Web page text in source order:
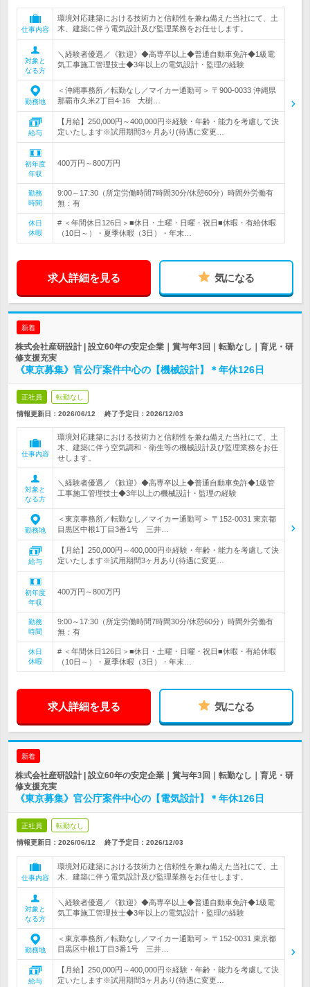
仕事内容
環境対応建築における技術力と信頼性を兼ね備えた当社にて、土
木、建築に伴う電気設計及び監理業務をお任せします。
対象と
なる方
＼経験者優遇／《歓迎》◆高専卒以上◆普通自動車免許◆1級電
気工事施工管理技士◆3年以上の電気設計・監理の経験
勤務地
＜沖縄事務所／転勤なし／マイカー通勤可＞ 〒900-0033 沖縄県
那覇市久米2丁目4-16 大樹…
給与
【月給】250,000円～400,000円※経験・年齢・能力を考慮して決
定いたします※試用期間3ヶ月あり(待遇に変更…
初年度
年収
400万円～800万円
勤務
時間
9:00～17:30（所定労働時間7時間30分/休憩60分）時間外労働有
無：有
休日
休暇
# ＜年間休日126日＞■休日・土曜・日曜・祝日■休暇・有給休暇
（10日～）・夏季休暇（3日）・年末…
求人詳細を見る 気になる
新着
株式会社産研設計 | 設立60年の安定企業｜賞与年3回｜転勤なし｜育児・研
修支援充実
《東京募集》官公庁案件中心の【機械設計】＊年休126日
正社員 転勤なし
情報更新日：2026/06/12 終了予定日： 2026/12/03
仕事内容
環境対応建築における技術力と信頼性を兼ね備えた当社にて、土
木、建築に伴う空気調和・衛生等の機械設計及び監理業務をお任
せします。
対象と
なる方
＼経験者優遇／《歓迎》◆高専卒以上◆普通自動車免許◆1級管
工事施工管理技士◆3年以上の機械設計・監理の経験
勤務地
＜東京事務所／転勤なし／マイカー通勤可＞ 〒152-0031 東京都
目黒区中根1丁目3番1号 三井…
給与
【月給】250,000円～400,000円※経験・年齢・能力を考慮して決
定いたします※試用期間3ヶ月あり(待遇に変更…
初年度
年収
400万円～800万円
勤務
時間
9:00～17:30（所定労働時間7時間30分/休憩60分）時間外労働有
無：有
休日
休暇
# ＜年間休日126日＞■休日・土曜・日曜・祝日■休暇・有給休暇
（10日～）・夏季休暇（3日）・年末…
求人詳細を見る 気になる
新着
株式会社産研設計 | 設立60年の安定企業｜賞与年3回｜転勤なし｜育児・研
修支援充実
《東京募集》官公庁案件中心の【電気設計】＊年休126日
正社員 転勤なし
情報更新日：2026/06/12 終了予定日： 2026/12/03
仕事内容
環境対応建築における技術力と信頼性を兼ね備えた当社にて、土
木、建築に伴う電気設計及び監理業務をお任せします。
対象と
なる方
＼経験者優遇／《歓迎》◆高専卒以上◆普通自動車免許◆1級電
気工事施工管理技士◆3年以上の電気設計・監理の経験
勤務地
＜東京事務所／転勤なし／マイカー通勤可＞ 〒152-0031 東京都
目黒区中根1丁目3番1号 三井…
給与
【月給】250,000円～400,000円※経験・年齢・能力を考慮して決
定いたします※試用期間3ヶ月あり(待遇に変更…